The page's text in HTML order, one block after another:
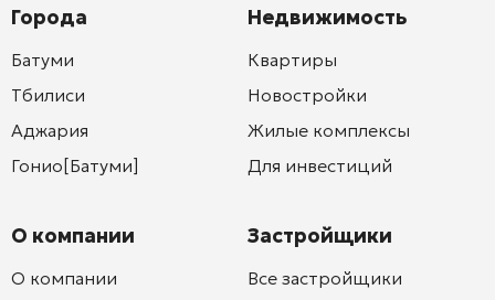
Города
Батуми
Тбилиси
Аджария
Гонио[Батуми]
О компании
О компании
Недвижимость
Квартиры
Новостройки
Жилые комплексы
Для инвестиций
Застройщики
Все застройщики